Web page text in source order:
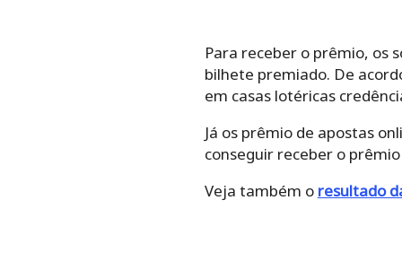
Para receber o prêmio, os
bilhete premiado. De
em casas lotéricas
Já os prêmio de apostas
conseguir receber o
Veja também o resultado